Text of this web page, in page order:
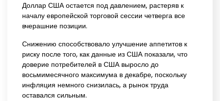
Доллар США остается под давлением, растеряв к
началу европейской торговой сессии четверга все
вчерашние позиции.
Снижению способствовало улучшение аппетитов к
риску после того, как данные из США показали, что
доверие потребителей в США выросло до
восьмимесячного максимума в декабре, поскольку
инфляция немного снизилась, а рынок труда
оставался сильным.